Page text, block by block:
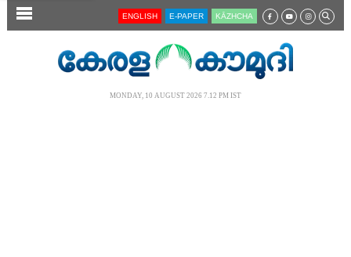
SECTIONS ENGLISH E-PAPER KĀZHCHA
MONDAY, 10 AUGUST 2026 7.12 PM IST